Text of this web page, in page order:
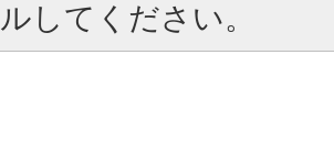
してください。